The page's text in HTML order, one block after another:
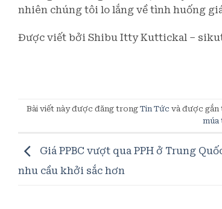
nhiên chúng tôi lo lắng về tình huống
Được viết bởi Shibu Itty Kuttickal –
Bài viết này được đăng trong Tin Tức và được gắn
múa
Giá PPBC vượt qua PPH ở Trung
nhu cầu khởi sắc hơn